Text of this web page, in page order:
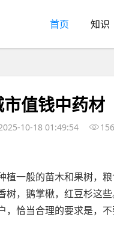
首页 知识
值钱中药材
10-18 01:49:54 156
植一般的苗木和果树，
树，鹅掌楸，红豆杉这
，恰当合理的要求是，不